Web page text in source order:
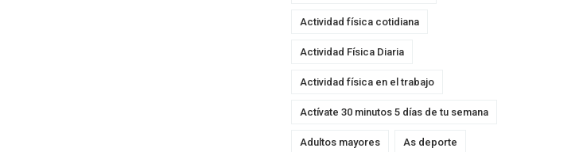
Actividad física cotidiana
Actividad Física Diaria
Actividad física en el trabajo
Actívate 30 minutos 5 días de tu semana
Adultos mayores As deporte